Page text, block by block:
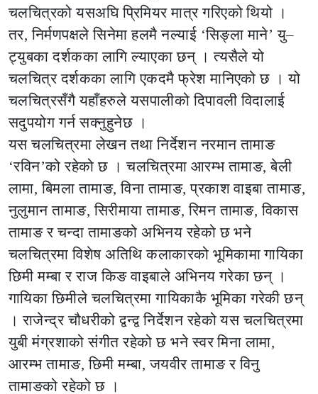
चलचित्रको यसअघि प्रिमियर मात्र गरिएको थियो ।
तर, निर्मणपक्षले सिनेमा हलमै नल्याई ‘सिङ्ला माने’ यु–
ट्युबका दर्शकका लागि ल्याएका छन् । त्यसैले यो
चलचित्र दर्शकका लागि एकदमै फ्रेश मानिएको छ । यो
चलचित्रसँगै यहाँहरुले यसपालीको दिपावली विदालाई
सदुपयोग गर्न सक्नुहुनेछ ।
यस चलचित्रमा लेखन तथा निर्देशन नरमान तामाङ
‘रविन’को रहेको छ । चलचित्रमा आरम्भ तामाङ, बेली
लामा, बिमला तामाङ, विना तामाङ, प्रकाश वाइबा तामाङ,
नुलुमान तामाङ, सिरीमाया तामाङ, रिमन तामाङ, विकास
तामाङ र चन्दा तामाङको अभिनय रहेको छ भने
चलचित्रमा विशेष अतिथि कलाकारको भूमिकामा गायिका
छिमी मम्बा र राज किङ वाइबाले अभिनय गरेका छन् ।
गायिका छिमीले चलचित्रमा गायिकाकै भूमिका गरेकी छन्
। राजेन्द्र चौधरीको द्वन्द्व निर्देशन रहेको यस चलचित्रमा
युबी मंग्रशाको संगीत रहेको छ भने स्वर मिना लामा,
आरम्भ तामाङ, छिमी मम्बा, जयवीर तामाङ र विनु
तामाङको रहेको छ ।